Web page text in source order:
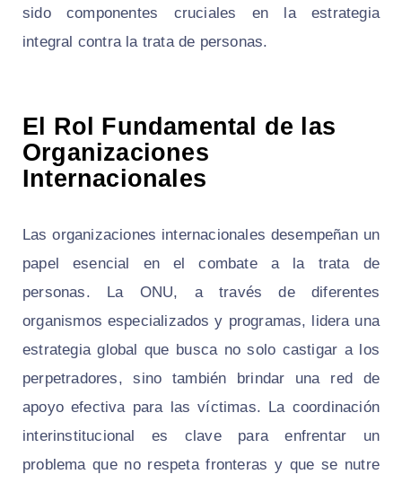
sido componentes cruciales en la estrategia
integral contra la trata de personas.
El Rol Fundamental de las
Organizaciones
Internacionales
Las organizaciones internacionales desempeñan un
papel esencial en el combate a la trata de
personas. La ONU, a través de diferentes
organismos especializados y programas, lidera una
estrategia global que busca no solo castigar a los
perpetradores, sino también brindar una red de
apoyo efectiva para las víctimas. La coordinación
interinstitucional es clave para enfrentar un
problema que no respeta fronteras y que se nutre